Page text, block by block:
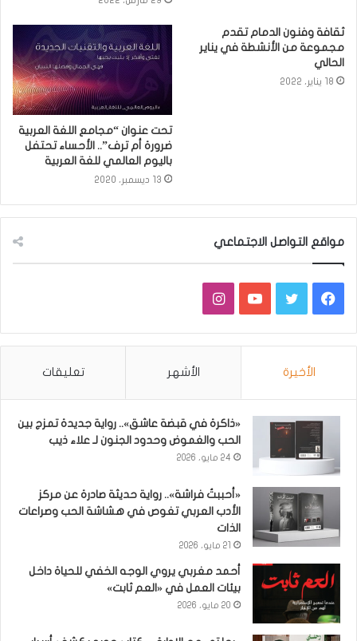
ثقافة وفنون الدمام تقدم
مجموعة من الأنشطة في يناير
الحالي
18 يناير، 2022
تحت عنوان “مجامع اللغة العربية
ضرورة أم ترف”.. الأحساء تحتفل
باليوم العالمي للغة العربية
13 ديسمبر، 2020
مواقع التواصل الاجتماعي
فيسبوكتويتر يوتيوبانستقرام
الأخيرة الأشهر تعليقات
«ذاكرة في قبضة عاشق».. رواية جديدة تمزج بين
الحب والغموض وحدود الجنون لـ علاء ذيب
24 مايو، 2026
«أحببتُ فراشة».. رواية حديثة صادرة عن مركز
الأدب العربي تغوص في هشاشة الحب وصراعات
الذات
21 مايو، 2026
أحمد مغربي يروي الوجه الخفي للحياة داخل
بيئات العمل في «العم ثابت»
20 مايو، 2026